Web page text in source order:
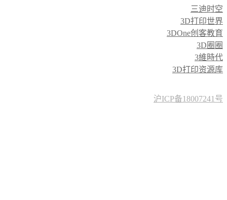
三迪时空
3D打印世界
3DOne创客教育
3D圈圈
3維時代
3D打印资源库
沪ICP备18007241号